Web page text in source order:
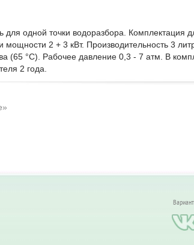
для одной точки водоразбора.
мощности 2 + 3 кВт. Производительность 3
(65 °C). Рабочее давление 0,3 - 7 атм. В
2 года.